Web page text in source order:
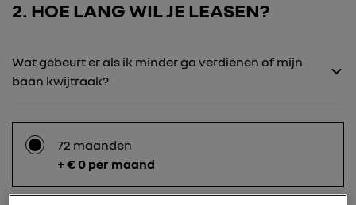
2 HOE LANG WIL JE LEASEN?
Wat gebeurt er als ik minder ga verdienen of mijn
baan kwijtraak?
72 maanden
+ € 0 per maand